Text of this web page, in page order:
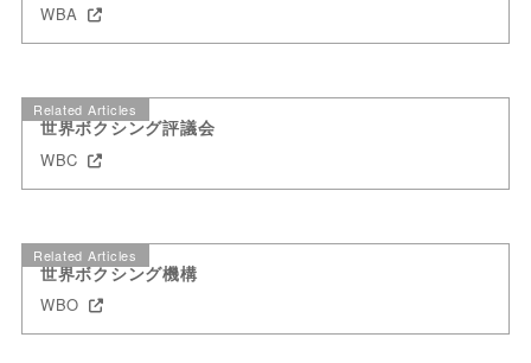
WBA
Related Articles
世界ボクシング評議会
WBC
Related Articles
世界ボクシング機構
WBO